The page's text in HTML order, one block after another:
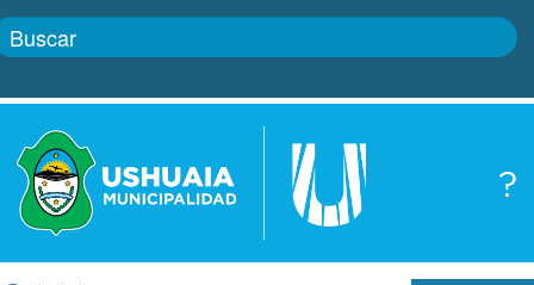
?
Boletín
Gobierno